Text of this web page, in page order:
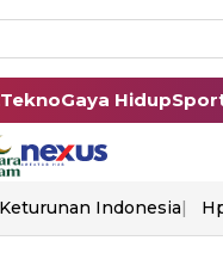
TeknoGaya Hidup
Indonesia